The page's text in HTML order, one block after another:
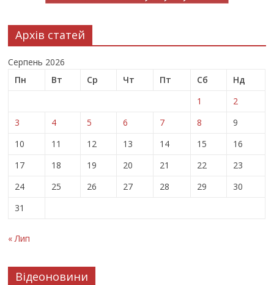
Архів статей
Серпень 2026
Пн
Вт Ср Чт Пт Сб
Нд
1
2
3
4 5 6 7 8
9
10
11 12 13 14 15
16
17
18 19 20 21 22
23
24
25 26 27 28 29
30
31
« Лип
Відеоновини